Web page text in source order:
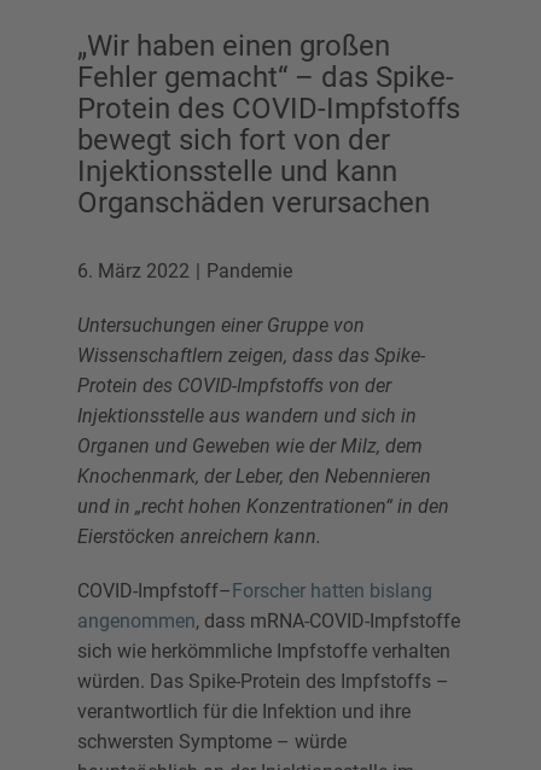
„Wir haben einen großen
Fehler gemacht“ – das Spike-
Protein des COVID-Impfstoffs
bewegt sich fort von der
Injektionsstelle und kann
Organschäden verursachen
6. März 2022 Pandemie
Untersuchungen einer Gruppe von
Wissenschaftlern zeigen, dass das Spike-
Protein des COVID-Impfstoffs von der
Injektionsstelle aus wandern und sich in
Organen und Geweben wie der Milz, dem
Knochenmark, der Leber, den Nebennieren
und in „recht hohen Konzentrationen“ in den
Eierstöcken anreichern kann.
COVID-Impfstoff–Forscher hatten bislang
angenommen, dass mRNA-COVID-Impfstoffe
sich wie herkömmliche Impfstoffe verhalten
würden. Das Spike-Protein des Impfstoffs –
verantwortlich für die Infektion und ihre
schwersten Symptome – würde